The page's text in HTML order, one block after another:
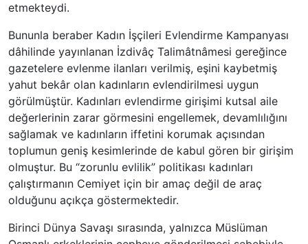
etmekteydi.
Bununla beraber Kadın İşçileri Evlendirme Kampanyası
dâhilinde yayınlanan İzdivâç Talimâtnâmesi gereğince
gazetelere evlenme ilanları verilmiş, eşini kaybetmiş
yahut bekâr olan kadınların evlendirilmesi uygun
görülmüştür. Kadınları evlendirme girişimi kutsal aile
değerlerinin zarar görmesini engellemek, devamlılığını
sağlamak ve kadınların iffetini korumak açısından
toplumun geniş kesimlerinde de kabul gören bir girişim
olmuştur. Bu “zorunlu evlilik” politikası kadınları
çalıştırmanın Cemiyet için bir amaç değil de araç
olduğunu açıkça göstermektedir.
Birinci Dünya Savaşı sırasında, yalnızca Müslüman